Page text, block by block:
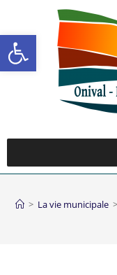
Ouvrir la
> La vie municipale >